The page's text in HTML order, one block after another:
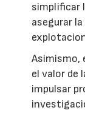
simplificar
asegurar
Asimismo,
el valor de
impulsar